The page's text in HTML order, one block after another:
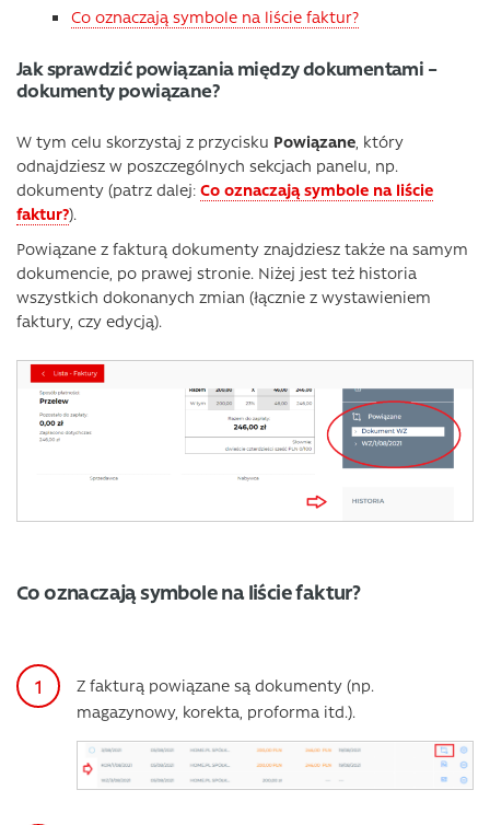
Co oznaczają symbole na liście faktur?
Jak sprawdzić powiązania między dokumentami –
dokumenty powiązane?
W tym celu skorzystaj z przycisku Powiązane, który
odnajdziesz w poszczególnych sekcjach panelu, np.
dokumenty (patrz dalej: Co oznaczają symbole na liście
faktur?).
Powiązane z fakturą dokumenty znajdziesz także na samym
dokumencie, po prawej stronie. Niżej jest też historia
wszystkich dokonanych zmian (łącznie z wystawieniem
faktury, czy edycją).
Co oznaczają symbole na liście faktur?
Z fakturą powiązane są dokumenty (np.
magazynowy, korekta, proforma itd.).